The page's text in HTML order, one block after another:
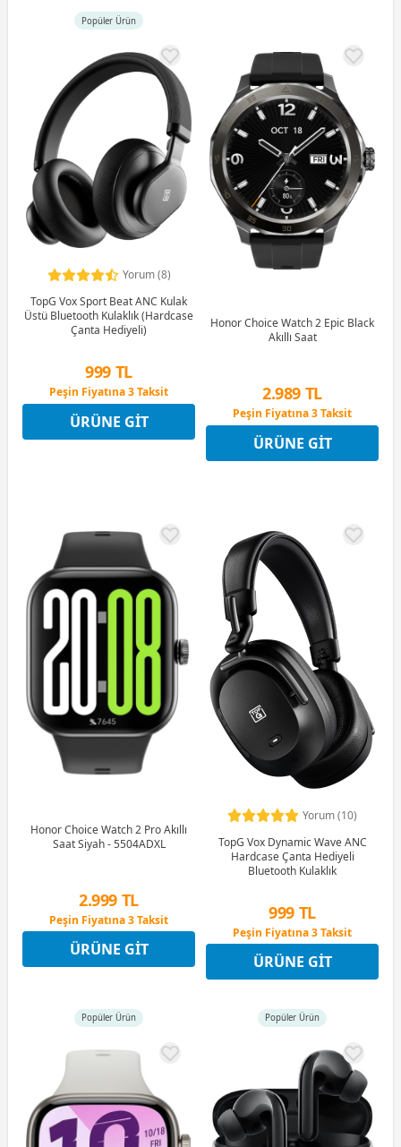
Popüler Ürün
Yorum (8)
TopG Vox Sport Beat ANC Kulak
Üstü Bluetooth Kulaklık (Hardcase
Çanta Hediyeli)
999 TL
Peşin Fiyatına 3 Taksit
9 Ay x 139 TL taksitle
Peşin Fiyatına 3 Taksit
ÜRÜNE GIT
Honor Choice Watch 2 Epic Black
Akıllı Saat
2.989 TL
Peşin Fiyatına 3 Taksit
9 Ay x 415 TL taksitle
Peşin Fiyatına 3 Taksit
ÜRÜNE GIT
Honor Choice Watch 2 Pro Akıllı
Saat Siyah - 5504ADXL
2.999 TL
Peşin Fiyatına 3 Taksit
9 Ay x 416 TL taksitle
Peşin Fiyatına 3 Taksit
ÜRÜNE GIT
Yorum (10)
TopG Vox Dynamic Wave ANC
Hardcase Çanta Hediyeli
Bluetooth Kulaklık
999 TL
Peşin Fiyatına 3 Taksit
9 Ay x 139 TL taksitle
Peşin Fiyatına 3 Taksit
ÜRÜNE GIT
Popüler Ürün Popüler Ürün